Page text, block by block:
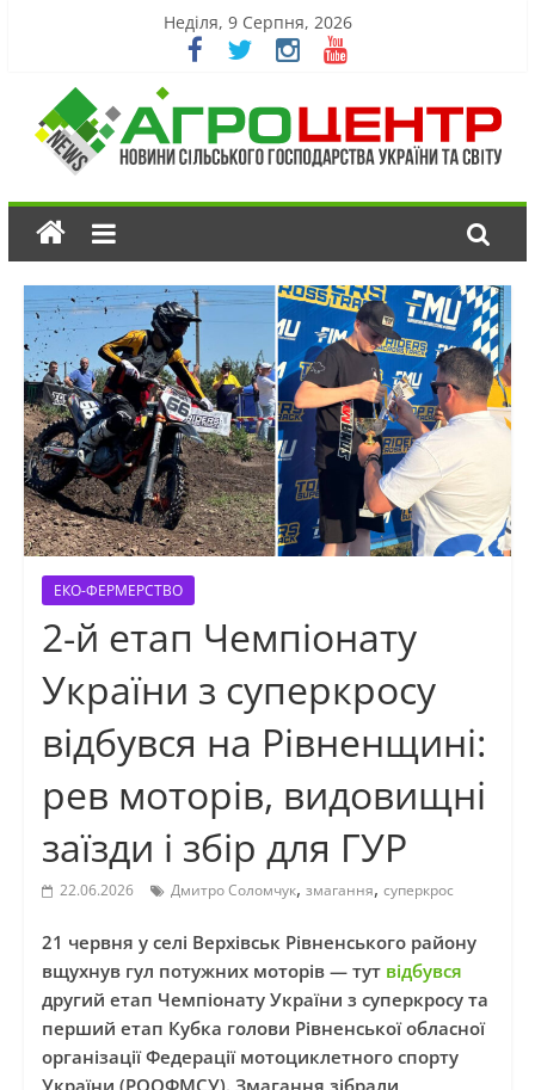
Неділя, 9 Серпня, 2026
ЕКО-ФЕРМЕРСТВО
2-й етап Чемпіонату
України з суперкросу
відбувся на Рівненщині:
рев моторів, видовищні
заїзди і збір для ГУР
22.06.2026 Дмитро Соломчук, змагання, суперкрос
21 червня у селі Верхівськ Рівненського району
вщухнув гул потужних моторів — тут відбувся
другий етап Чемпіонату України з суперкросу та
перший етап Кубка голови Рівненської обласної
організації Федерації мотоциклетного спорту